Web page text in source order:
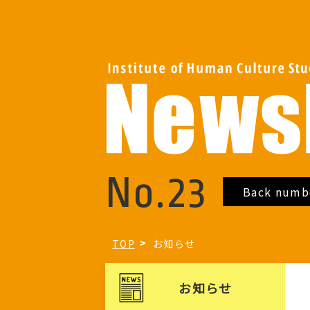
No.23 Back
TOP お知らせ
お知らせ